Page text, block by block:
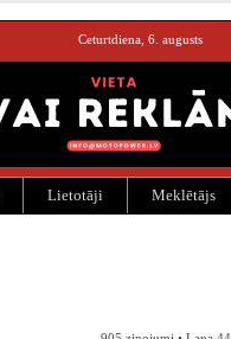
Ceturtdiena, 6. augusts
Lietotāji Meklētājs